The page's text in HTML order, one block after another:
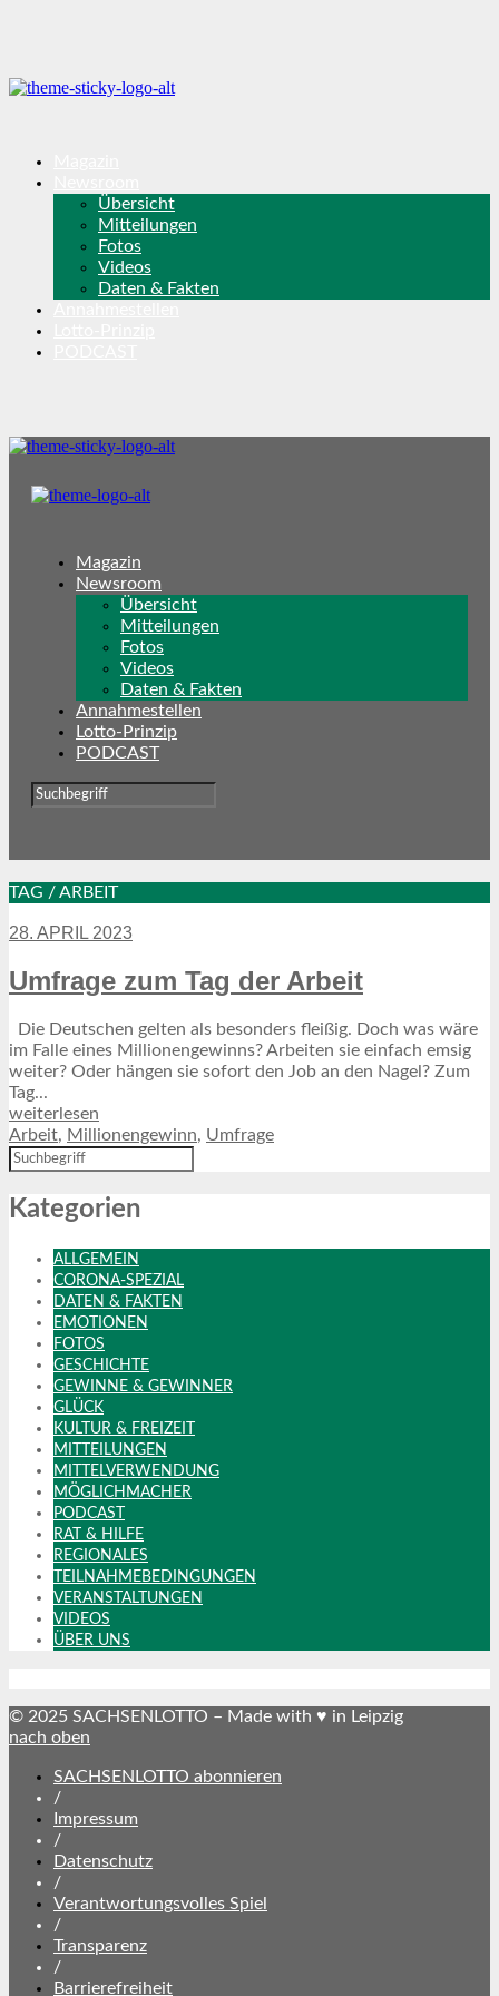
Übersicht
Mitteilungen
Fotos
Videos
Daten & Fakten
Magazin
Newsroom
Übersicht
Mitteilungen
Fotos
Videos
Daten & Fakten
Annahmestellen
Lotto-Prinzip
PODCAST
TAG / ARBEIT
28. APRIL 2023
Umfrage zum Tag der Arbeit
Die Deutschen gelten als besonders fleißig. Doch was wäre
im Falle eines Millionengewinns? Arbeiten sie einfach emsig
weiter? Oder hängen sie sofort den Job an den Nagel? Zum
Tag...
weiterlesen
Arbeit, Millionengewinn, Umfrage
Kategorien
ALLGEMEIN
CORONA-SPEZIAL
DATEN & FAKTEN
EMOTIONEN
FOTOS
GESCHICHTE
GEWINNE & GEWINNER
GLÜCK
KULTUR & FREIZEIT
MITTEILUNGEN
MITTELVERWENDUNG
MÖGLICHMACHER
PODCAST
RAT & HILFE
REGIONALES
TEILNAHMEBEDINGUNGEN
VERANSTALTUNGEN
VIDEOS
ÜBER UNS
© 2025 SACHSENLOTTO – Made with ♥ in Leipzig
nach oben
SACHSENLOTTO abonnieren
/
Impressum
/
Datenschutz
/
Verantwortungsvolles Spiel
/
Transparenz
/
Barrierefreiheit